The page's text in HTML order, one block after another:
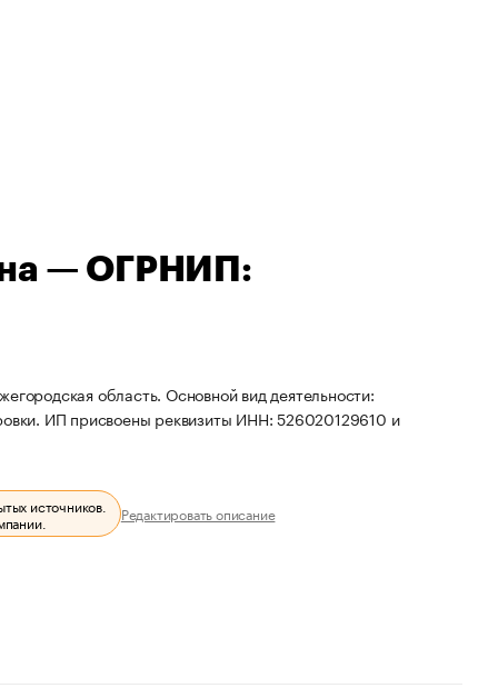
— ОГРНИП:
область. Основной вид деятельности:
ИП присвоены реквизиты ИНН: 526020129610 и
источников.
Редактировать описание